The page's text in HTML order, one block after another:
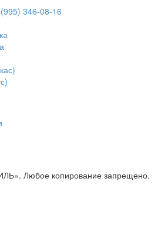
346-08-16
Любое копирование запрещено.